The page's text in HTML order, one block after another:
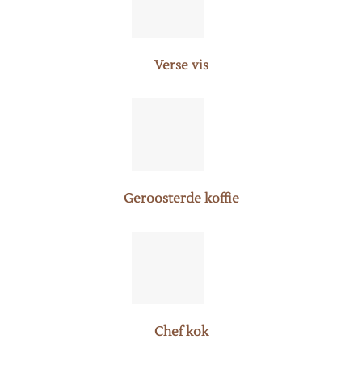
Verse vis
Geroosterde koffie
Chef kok